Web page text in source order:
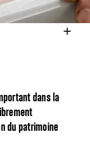
dans la
du patrimoine